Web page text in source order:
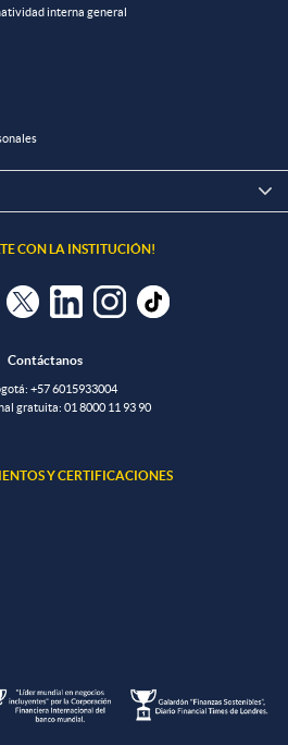
interna general

CON LA INSTITUCIÓN!
Contáctanos
+57 6015933004
gratuita: 01 8000 11 93 90
Y CERTIFICACIONES